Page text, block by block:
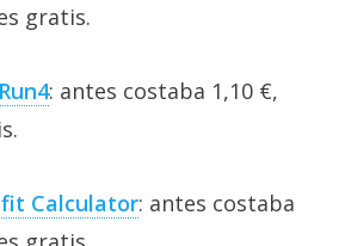
gratis.
: antes costaba 1,10 €,
Calculator: antes costaba